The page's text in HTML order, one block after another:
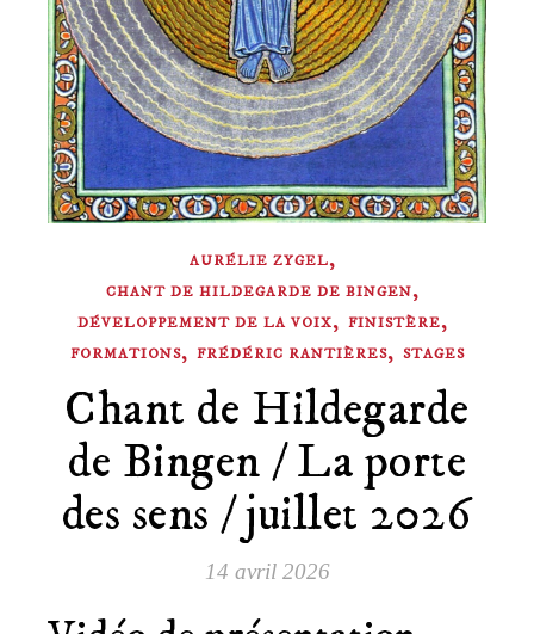
AURÉLIE ZYGEL,
CHANT DE HILDEGARDE DE BINGEN,
DÉVELOPPEMENT DE LA VOIX, FINISTÈRE,
FORMATIONS, FRÉDÉRIC RANTIÈRES, STAGES
Chant de Hildegarde
de Bingen / La porte
des sens / juillet 2026
14 avril 2026